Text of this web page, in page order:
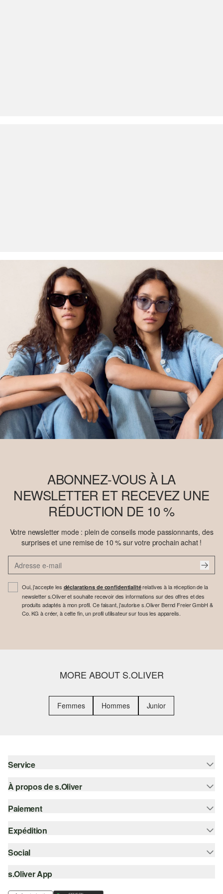
ABONNEZ-VOUS À LA
NEWSLETTER ET RECEVEZ UNE
RÉDUCTION DE 10 %
Votre newsletter mode : plein de conseils mode passionnants, des
surprises et une remise de 10 % sur votre prochain achat !
Oui, j'accepte les déclarations de confidentialitérelatives à la réception de la
newsletter s.Oliver et souhaite recevoir des informations sur des offres et des
produits adaptés à mon profil. Ce faisant, j'autorise s.Oliver Bernd Freier GmbH &
Co. KG à créer, à cette fin, un profil utilisateur sur tous les appareils.
MORE ABOUT S.OLIVER
Femmes Hommes Junior
Service
Aide - FAQ
Guide des tailles
À propos de s.Oliver
S'abonner à la Newsletter
s.Oliver Card
Liste d'envies
Paiement
Sur facture
Carte de crédit
Expédition
Suivi de colis
SwissPost
Social
instagram
facebook
s.Oliver App